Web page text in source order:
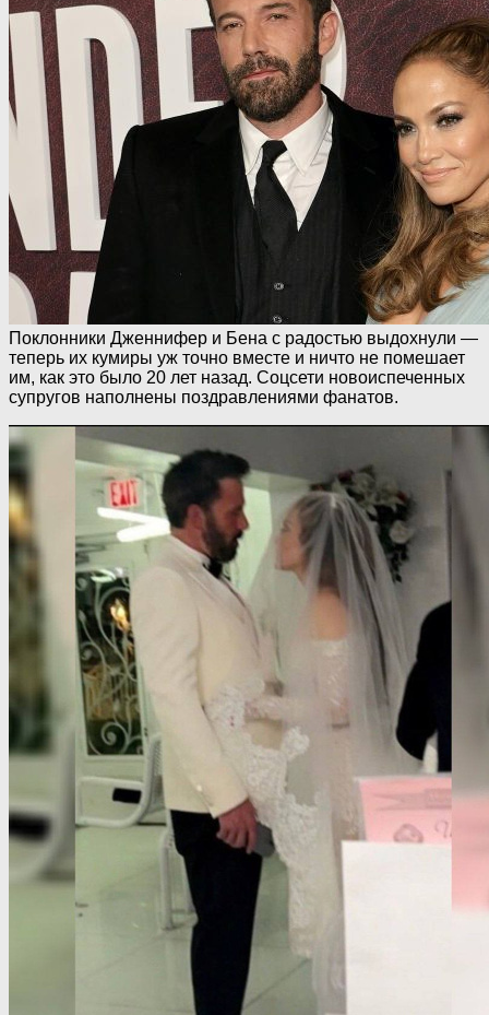
Поклонники Дженнифер и Бена с радостью выдохнули —
теперь их кумиры уж точно вместе и ничто не помешает
им, как это было 20 лет назад. Соцсети новоиспеченных
супругов наполнены поздравлениями фанатов.